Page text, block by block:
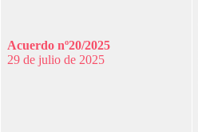
Acuerdo nº20/2025
29 de julio de 2025